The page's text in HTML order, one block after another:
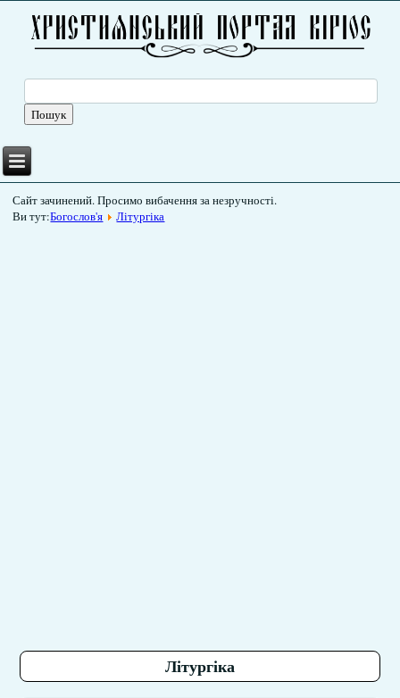
Сайт зачинений. Просимо вибачення за незручності.
Ви тут:Богослов'я Літургіка
Літургіка